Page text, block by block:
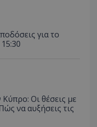
για το
Κύπρο: Οι θέσεις με
να αυξήσεις τις